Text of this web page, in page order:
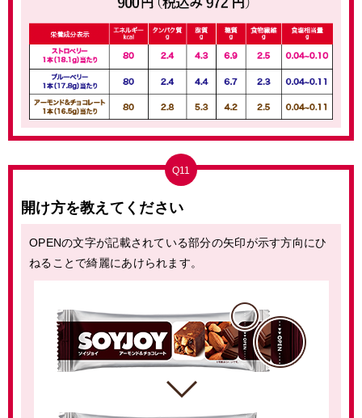
Q11
開け方を教えてください
OPENの文字が記載されている部分の矢印が示す方向にひ
ねることで綺麗にあけられます。